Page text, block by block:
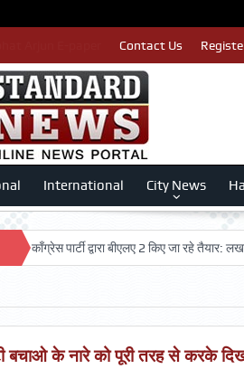
Contact Us
International City News
पार्टी द्वारा बीएलए 2 किए जा रहे तैयार: लखन कुमार
बचाओ के नारे को पूरी तरह से करके